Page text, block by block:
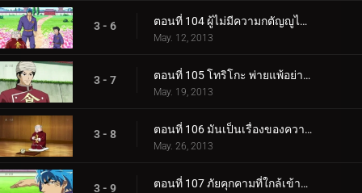
3 - 6 ตอนที่ 104 ผู้ไม่มีความกตัญญูไม่ควรเข้ามา! วัดโชคุรินที่น่ากลัว!!
May. 12, 2013
3 - 7 ตอนที่ 105 โทริโกะ พ่ายแพ้อย่างสิ้นเชิง! พลังอันละเอียดอ่อนและไร้ขีดจำกัดของ Food Honor!!
May. 19, 2013
3 - 8 ตอนที่ 106 มันเป็นเรื่องของความชื่นชมยินดี! สิ่งจำเป็นของเกียรติยศด้านอาหาร!!
May. 26, 2013
3 - 9 ตอนที่ 107 ภัยคุกคามที่ใกล้เข้ามา! รีบหน่อยโทริโกะ! เส้นทางสู่ Bubble Fruits!